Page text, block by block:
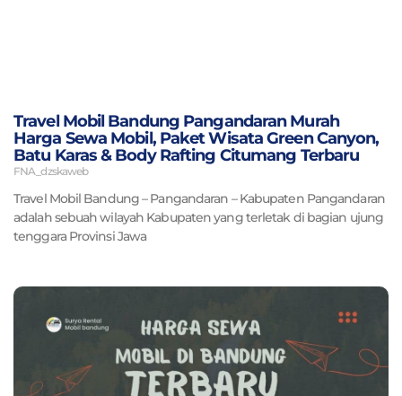
Travel Mobil Bandung Pangandaran Murah
Harga Sewa Mobil, Paket Wisata Green Canyon,
Batu Karas & Body Rafting Citumang Terbaru
FNA_dzskaweb
Travel Mobil Bandung – Pangandaran – Kabupaten Pangandaran
adalah sebuah wilayah Kabupaten yang terletak di bagian ujung
tenggara Provinsi Jawa